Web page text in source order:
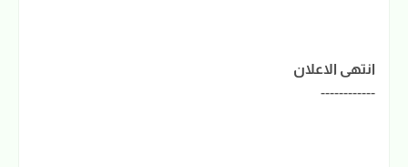
انتهى الاعلان
------------